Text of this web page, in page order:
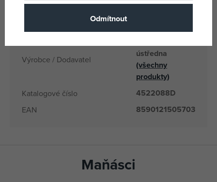
Výrobce / Dodavatel
ústředna
(všechny
produkty)
Katalogové číslo 4522088D
EAN 8590121505703
Maňásci
Odmítnout